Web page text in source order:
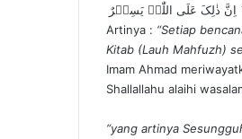
ذٰلِکَ عَلَی اللّٰہِ یَسِیۡرٌ
Artinya : “Setiap
Kitab (Lauh Mahfuzh)
Imam Ahmad
Shallallahu alaihi
“yang artinya